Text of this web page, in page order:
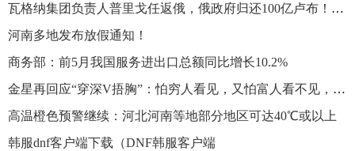
瓦格纳集团负责人普里戈任返俄，俄政府归还100亿卢布！瓦格纳仍在俄征兵，月薪24万卢布合约6个月
河南多地发布放假通知！
商务部：前5月我国服务进出口总额同比增长10.2%
金星再回应“穿深V捂胸”：怕穷人看见，又怕富人看不见，多做作呀！
高温橙色预警继续：河北河南等地部分地区可达40℃或以上
韩服dnf客户端下载（DNF韩服客户端